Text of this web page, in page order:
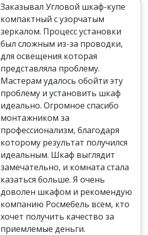
Заказывал Угловой шкаф-купе
компактный с узорчатым
зеркалом. Процесс установки
был сложным из-за проводки,
для освещения которая
представляла проблему.
Мастерам удалось обойти эту
проблему и установить шкаф
идеально. Огромное спасибо
монтажником за
профессионализм, благодаря
которому результат получился
идеальным. Шкаф выглядит
замечательно, и комната стала
казаться больше. Я очень
доволен шкафом и рекомендую
компанию Росмебель всем, кто
хочет получить качество за
приемлемые деньги.